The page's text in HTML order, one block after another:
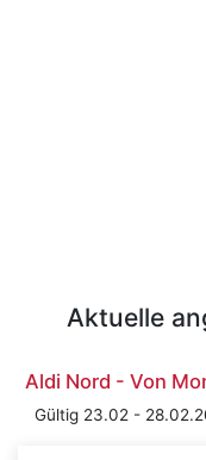
Aktuelle
Aldi Nord - Von
Gültig 23.02 -